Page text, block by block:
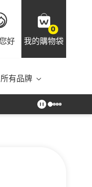
好
0
我的購物袋
所有品牌